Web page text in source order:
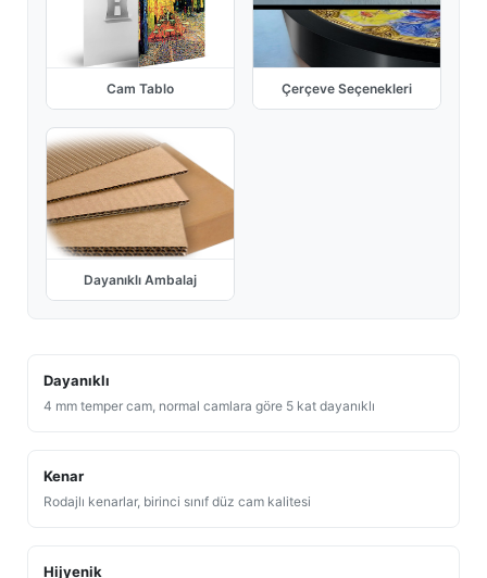
Cam Tablo Çerçeve Seçenekleri
Dayanıklı Ambalaj
Dayanıklı
4 mm temper cam, normal camlara göre 5 kat dayanıklı
Kenar
Rodajlı kenarlar, birinci sınıf düz cam kalitesi
Hijyenik